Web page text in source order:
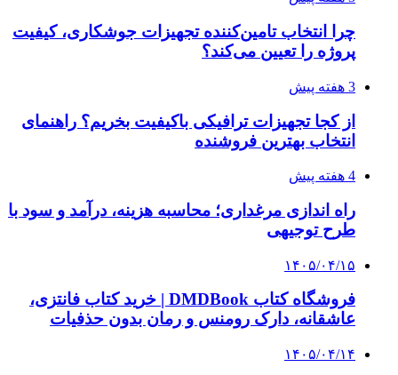
راهنمای جامع خرید تجهیزات اندازه گیری؛ چطور
دقیق‌ترین ابزارها را آنلاین بخریم؟
۱۴۰۵/۰۴/۰۹
آربی نوا؛ راهکار هوشمند برای شناسایی
فرصت‌های آربیتراژ ارز دیجیتال
۱۴۰۵/۰۴/۰۶
محبوب شده است؟
۱۴۰۵/۰۳/۳۱
که نباید نادیده بگیرید